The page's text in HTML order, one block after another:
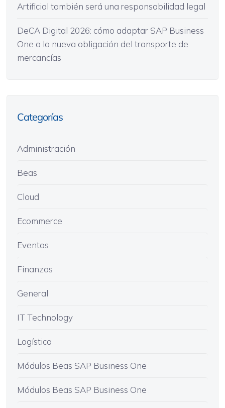
Artificial también será una responsabilidad legal
DeCA Digital 2026: cómo adaptar SAP Business
One a la nueva obligación del transporte de
mercancías
Categorías
Administración
Beas
Cloud
Ecommerce
Eventos
Finanzas
General
IT Technology
Logística
Módulos Beas SAP Business One
Módulos Beas SAP Business One